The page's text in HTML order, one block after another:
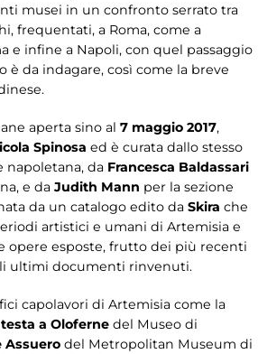
musei in un confronto serrato tra
frequentati, a Roma, come a
e infine a Napoli, con quel passaggio
è da indagare, così come la breve
aperta sino al 7 maggio 2017,
Spinosa ed è curata dallo stesso
napoletana, da Francesca Baldassari
e da Judith Mann per la sezione
da un catalogo edito da Skira che
artistici e umani di Artemisia e
opere esposte, frutto dei più recenti
ultimi documenti rinvenuti.
capolavori di Artemisia come la
a Oloferne del Museo di
Assuero del Metropolitan Museum di